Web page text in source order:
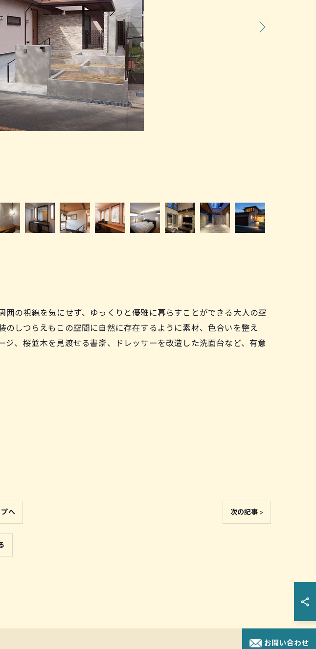
の視線を気にせず、ゆっくりと優雅に暮らすことができる大人の空
しつらえもこの空間に自然に存在するように素材、色合いを整え
、桜並木を見渡せる書斎、ドレッサーを改造した洗面台など、有意
へ 次の記事 >
お問い合わせ